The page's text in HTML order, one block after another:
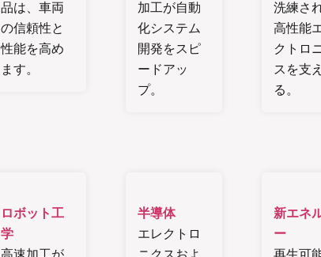
品は、車両
の信頼性と
性能を高め
ます。
加工が自動
化システム
開発をスピ
ードアッ
プ。
洗練さ
高性能
クトロ
スを支え
る。
ロボット工
学
高速加工が
半導体
エレクトロ
ニクスおよ
新エネ
ー
再生可